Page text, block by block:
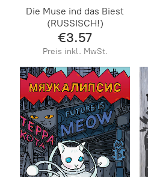
Die Muse ind das Biest
(RUSSISCH!)
€3.57
Preis inkl. MwSt.